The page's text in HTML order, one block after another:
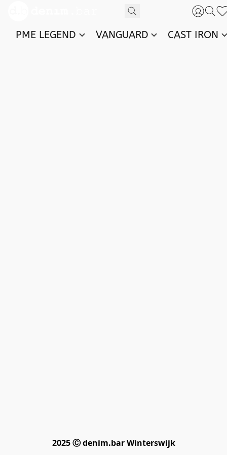
PME LEGEND VANGUARD CAST IRON
2025 Ⓒ denim.bar Winterswijk